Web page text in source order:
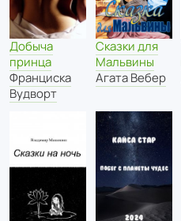
Добыча
принца
Франциска
Вудворт
Сказки для
Мальвины
Агата Вебер